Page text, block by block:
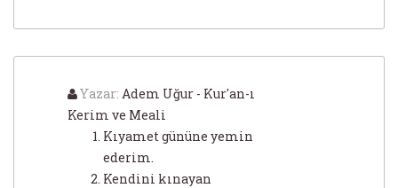
Yazar: Adem Uğur - Kur'an-ı
Kerim ve Meali
Kıyamet gününe yemin
ederim.
Kendini kınayan